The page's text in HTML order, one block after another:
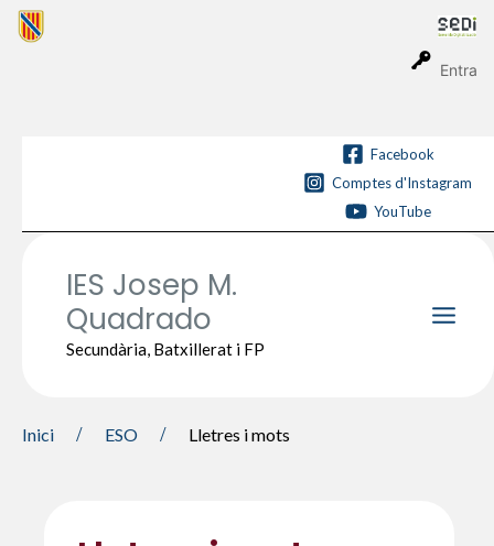
Entra
Vés
Facebook
Comptes d'Instagram
YouTube
IES Josep M.
Quadrado
Secundària, Batxillerat i FP
Inici ESO Lletres i mots